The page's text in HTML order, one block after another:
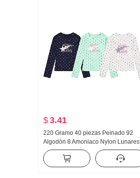
$3.41
220 Gramo 40 piezas Peinado 92
Algodón 8 Amoniaco Nylon Lunares
Ajustado Manga Larga Camiseta
Mujer